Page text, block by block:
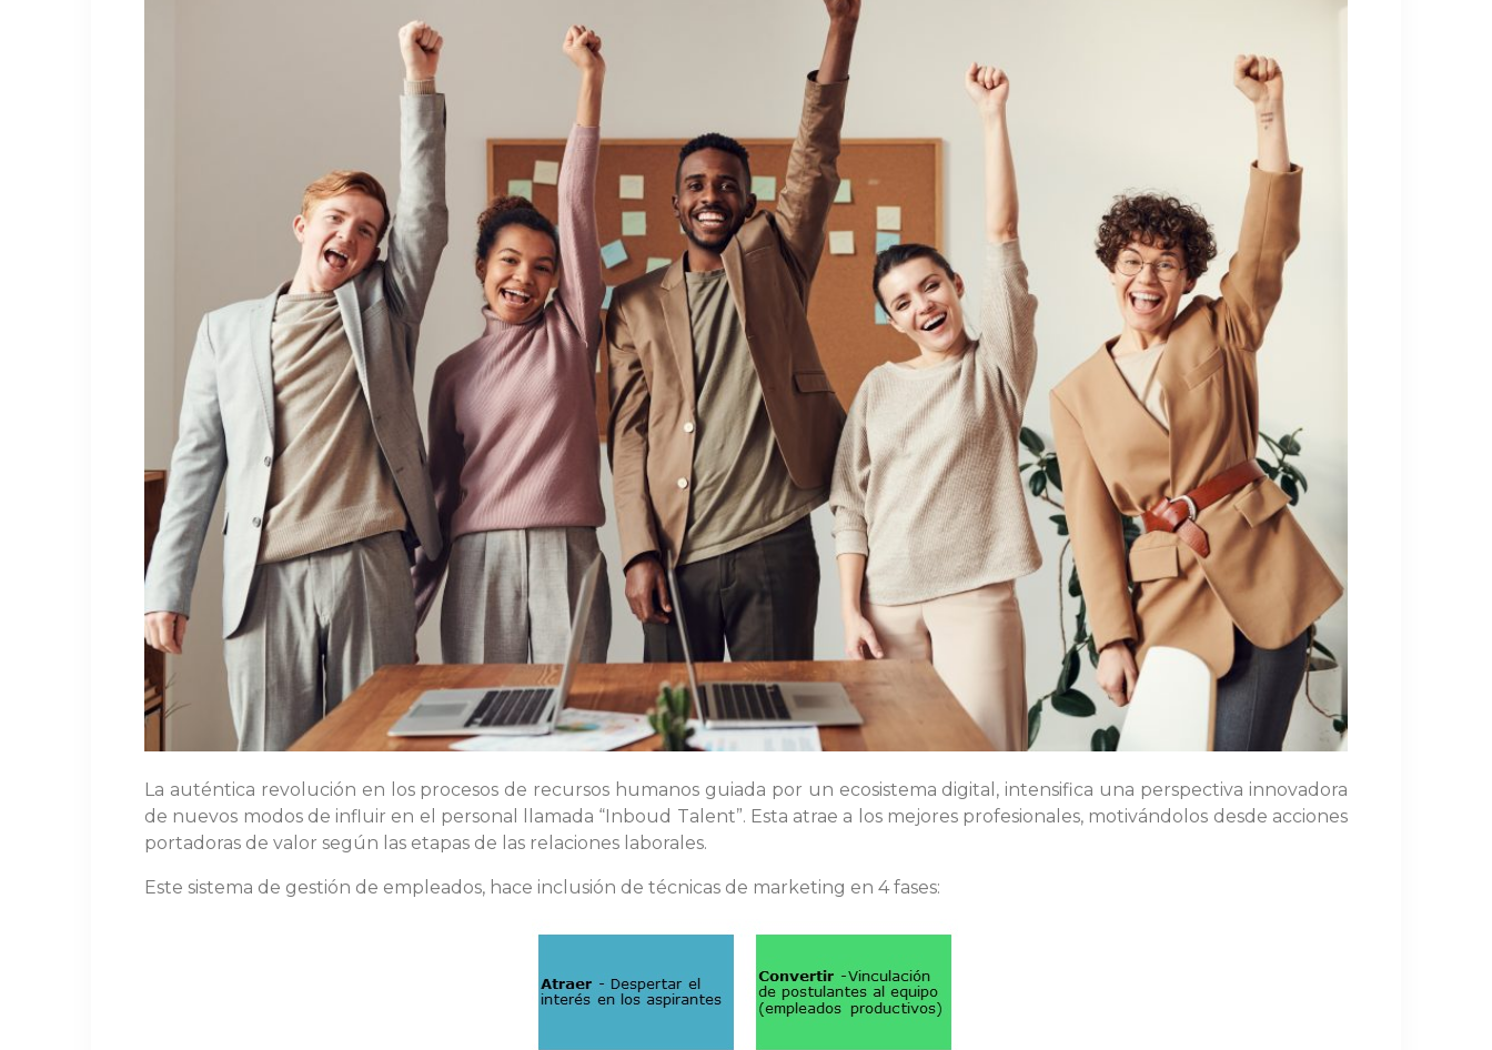
La auténtica revolución en los procesos de recursos humanos guiada por un ecosistema digital, intensifica una perspectiva innovadora
de nuevos modos de influir en el personal llamada “Inboud Talent”. Esta atrae a los mejores profesionales, motivándolos desde acciones
portadoras de valor según las etapas de las relaciones laborales.
Este sistema de gestión de empleados, hace inclusión de técnicas de marketing en 4 fases: